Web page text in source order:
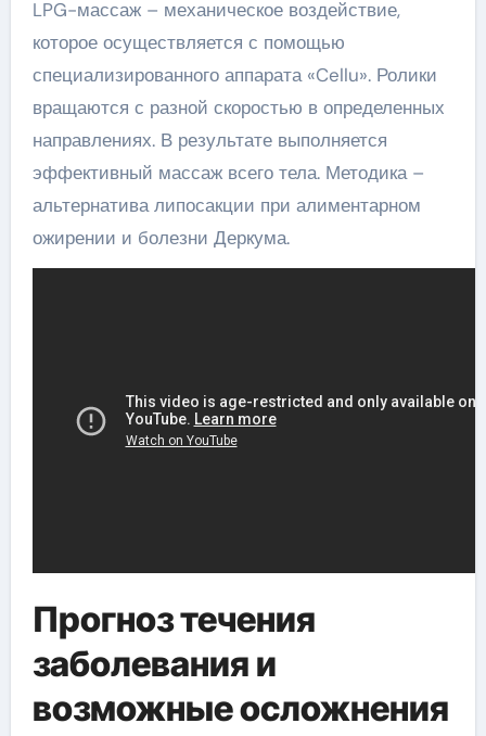
LPG-массаж – механическое воздействие,
которое осуществляется с помощью
специализированного аппарата «Cellu». Ролики
вращаются с разной скоростью в определенных
направлениях. В результате выполняется
эффективный массаж всего тела. Методика –
альтернатива липосакции при алиментарном
ожирении и болезни Деркума.
Прогноз течения
заболевания и
возможные осложнения